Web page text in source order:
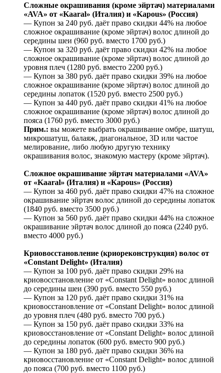
Сложные окрашивания (кроме эйртач) материалами
«AVA» от «Kaaral» (Италия) и «Kapous» (Россия)
— Купон за 240 руб. даёт право скидки 44% на любое
сложное окрашивание (кроме эйртач) волос длиной до
середины шеи (960 руб. вместо 1700 руб.)
— Купон за 320 руб. даёт право скидки 42% на любое
сложное окрашивание (кроме эйртач) волос длиной до
уровня плеч (1280 руб. вместо 2200 руб.)
— Купон за 380 руб. даёт право скидки 39% на любое
сложное окрашивание (кроме эйртач) волос длиной до
середины лопаток (1520 руб. вместо 2500 руб.)
— Купон за 440 руб. даёт право скидки 41% на любое
сложное окрашивание (кроме эйртач) волос длиной до
пояса (1760 руб. вместо 3000 руб.)
Прим.: вы можете выбрать окрашивание омбре, шатуш,
микрошатуш, балаяж, диагональное, 3D или частое
мелирование, либо любую другую технику
окрашивания волос, знакомую мастеру (кроме эйртач).
Сложное окрашивание эйртач материалами «AVA»
от «Kaaral» (Италия) и «Kapous» (Россия)
— Купон за 460 руб. даёт право скидки 47% на сложное
окрашивание эйртач волос длиной до середины лопаток
(1840 руб. вместо 3500 руб.)
— Купон за 560 руб. даёт право скидки 44% на сложное
окрашивание эйртач волос длиной до пояса (2240 руб.
вместо 4000 руб.)
Криовосстановление (криореконструкция) волос от
«Constant Delight» (Италия)
— Купон за 100 руб. даёт право скидки 29% на
криовосстановление от «Constant Delight» волос длиной
до середины шеи (390 руб. вместо 550 руб.)
— Купон за 120 руб. даёт право скидки 31% на
криовосстановление от «Constant Delight» волос длиной
до уровня плеч (480 руб. вместо 700 руб.)
— Купон за 150 руб. даёт право скидки 33% на
криовосстановление от «Constant Delight» волос длиной
до середины лопаток (600 руб. вместо 900 руб.)
— Купон за 180 руб. даёт право скидки 36% на
криовосстановление от «Constant Delight» волос длиной
до пояса (700 руб. вместо 1100 руб.)